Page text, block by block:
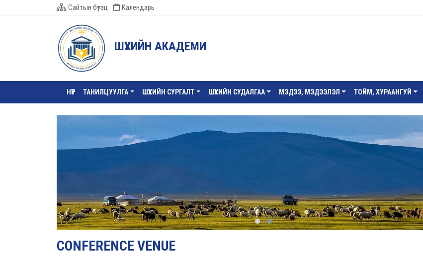
Сайтын бүтэц Календарь
ШҮҮХИЙН АКАДЕМИ
НҮҮР ТАНИЛЦУУЛГА ШҮҮХИЙН СУРГАЛТ ШҮҮХИЙН СУДАЛГАА МЭДЭЭ, МЭДЭЭЛЭЛ ТОЙМ, ХУРААНГУЙ
CONFERENCE VENUE